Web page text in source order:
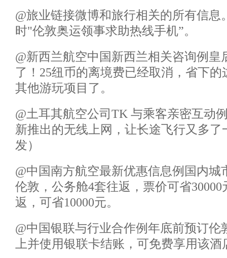
@旅业链接微博和旅行相关的所有信息
时"伦敦奥运领事求助热线手机”。
@新西兰航空中国新西兰相关咨询例皇
了！25纽币的离境费已经取消，省下
其他游玩项目了。
@土耳其航空公司TK 与乘客亲密互动
新推出的无线上网，让长途飞行又多了
发）
@中国南方航空最新优惠信息例国内城
伦敦，公务舱4套往返，票价可省
返，可省10000元。
@中国银联与行业合作例年底前预订伦
上并使用银联卡结账，可免费享用该